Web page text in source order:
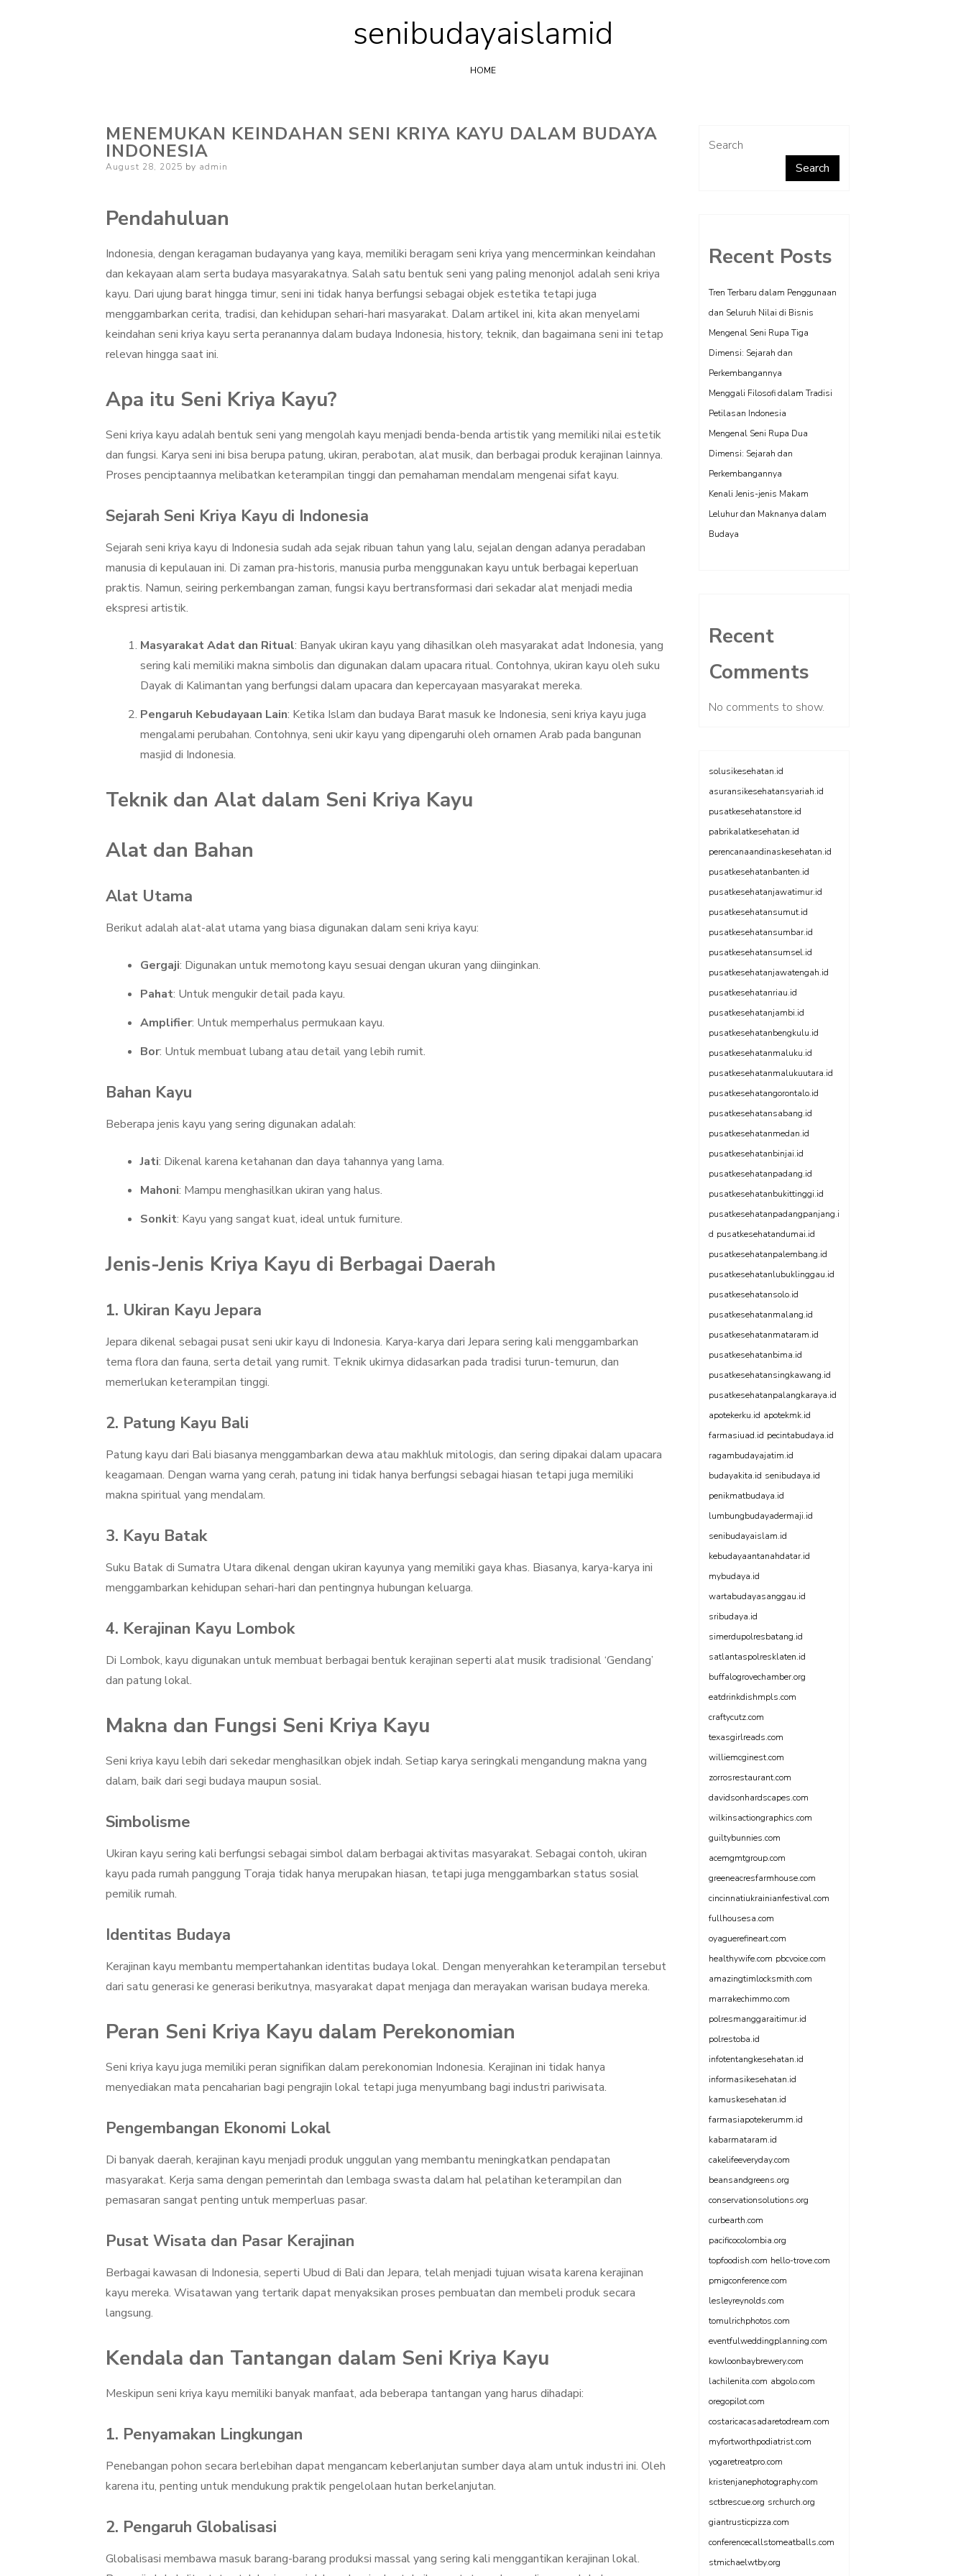
Skip
to
content
senibudayaislamid
HOME
MENEMUKAN KEINDAHAN SENI KRIYA KAYU DALAM BUDAYA
INDONESIA
Posted
August 28, 2025 by admin
Pendahuluan
Indonesia, dengan keragaman budayanya yang kaya, memiliki beragam seni kriya yang mencerminkan keindahan
dan kekayaan alam serta budaya masyarakatnya. Salah satu bentuk seni yang paling menonjol adalah seni kriya
kayu. Dari ujung barat hingga timur, seni ini tidak hanya berfungsi sebagai objek estetika tetapi juga
menggambarkan cerita, tradisi, dan kehidupan sehari-hari masyarakat. Dalam artikel ini, kita akan menyelami
keindahan seni kriya kayu serta peranannya dalam budaya Indonesia, history, teknik, dan bagaimana seni ini tetap
relevan hingga saat ini.
Apa itu Seni Kriya Kayu?
Seni kriya kayu adalah bentuk seni yang mengolah kayu menjadi benda-benda artistik yang memiliki nilai estetik
dan fungsi. Karya seni ini bisa berupa patung, ukiran, perabotan, alat musik, dan berbagai produk kerajinan lainnya.
Proses penciptaannya melibatkan keterampilan tinggi dan pemahaman mendalam mengenai sifat kayu.
Sejarah Seni Kriya Kayu di Indonesia
Sejarah seni kriya kayu di Indonesia sudah ada sejak ribuan tahun yang lalu, sejalan dengan adanya peradaban
manusia di kepulauan ini. Di zaman pra-historis, manusia purba menggunakan kayu untuk berbagai keperluan
praktis. Namun, seiring perkembangan zaman, fungsi kayu bertransformasi dari sekadar alat menjadi media
ekspresi artistik.
Masyarakat Adat dan Ritual: Banyak ukiran kayu yang dihasilkan oleh masyarakat adat Indonesia, yang
sering kali memiliki makna simbolis dan digunakan dalam upacara ritual. Contohnya, ukiran kayu oleh suku
Dayak di Kalimantan yang berfungsi dalam upacara dan kepercayaan masyarakat mereka.
Pengaruh Kebudayaan Lain: Ketika Islam dan budaya Barat masuk ke Indonesia, seni kriya kayu juga
mengalami perubahan. Contohnya, seni ukir kayu yang dipengaruhi oleh ornamen Arab pada bangunan
masjid di Indonesia.
Teknik dan Alat dalam Seni Kriya Kayu
Alat dan Bahan
Alat Utama
Berikut adalah alat-alat utama yang biasa digunakan dalam seni kriya kayu:
Gergaji: Digunakan untuk memotong kayu sesuai dengan ukuran yang diinginkan.
Pahat: Untuk mengukir detail pada kayu.
Amplifier: Untuk memperhalus permukaan kayu.
Bor: Untuk membuat lubang atau detail yang lebih rumit.
Bahan Kayu
Beberapa jenis kayu yang sering digunakan adalah:
Jati: Dikenal karena ketahanan dan daya tahannya yang lama.
Mahoni: Mampu menghasilkan ukiran yang halus.
Sonkit: Kayu yang sangat kuat, ideal untuk furniture.
Jenis-Jenis Kriya Kayu di Berbagai Daerah
1. Ukiran Kayu Jepara
Jepara dikenal sebagai pusat seni ukir kayu di Indonesia. Karya-karya dari Jepara sering kali menggambarkan
tema flora dan fauna, serta detail yang rumit. Teknik ukirnya didasarkan pada tradisi turun-temurun, dan
memerlukan keterampilan tinggi.
2. Patung Kayu Bali
Patung kayu dari Bali biasanya menggambarkan dewa atau makhluk mitologis, dan sering dipakai dalam upacara
keagamaan. Dengan warna yang cerah, patung ini tidak hanya berfungsi sebagai hiasan tetapi juga memiliki
makna spiritual yang mendalam.
3. Kayu Batak
Suku Batak di Sumatra Utara dikenal dengan ukiran kayunya yang memiliki gaya khas. Biasanya, karya-karya ini
menggambarkan kehidupan sehari-hari dan pentingnya hubungan keluarga.
4. Kerajinan Kayu Lombok
Di Lombok, kayu digunakan untuk membuat berbagai bentuk kerajinan seperti alat musik tradisional ‘Gendang’
dan patung lokal.
Makna dan Fungsi Seni Kriya Kayu
Seni kriya kayu lebih dari sekedar menghasilkan objek indah. Setiap karya seringkali mengandung makna yang
dalam, baik dari segi budaya maupun sosial.
Simbolisme
Ukiran kayu sering kali berfungsi sebagai simbol dalam berbagai aktivitas masyarakat. Sebagai contoh, ukiran
kayu pada rumah panggung Toraja tidak hanya merupakan hiasan, tetapi juga menggambarkan status sosial
pemilik rumah.
Identitas Budaya
Kerajinan kayu membantu mempertahankan identitas budaya lokal. Dengan menyerahkan keterampilan tersebut
dari satu generasi ke generasi berikutnya, masyarakat dapat menjaga dan merayakan warisan budaya mereka.
Peran Seni Kriya Kayu dalam Perekonomian
Seni kriya kayu juga memiliki peran signifikan dalam perekonomian Indonesia. Kerajinan ini tidak hanya
menyediakan mata pencaharian bagi pengrajin lokal tetapi juga menyumbang bagi industri pariwisata.
Pengembangan Ekonomi Lokal
Di banyak daerah, kerajinan kayu menjadi produk unggulan yang membantu meningkatkan pendapatan
masyarakat. Kerja sama dengan pemerintah dan lembaga swasta dalam hal pelatihan keterampilan dan
pemasaran sangat penting untuk memperluas pasar.
Pusat Wisata dan Pasar Kerajinan
Berbagai kawasan di Indonesia, seperti Ubud di Bali dan Jepara, telah menjadi tujuan wisata karena kerajinan
kayu mereka. Wisatawan yang tertarik dapat menyaksikan proses pembuatan dan membeli produk secara
langsung.
Kendala dan Tantangan dalam Seni Kriya Kayu
Meskipun seni kriya kayu memiliki banyak manfaat, ada beberapa tantangan yang harus dihadapi:
1. Penyamakan Lingkungan
Penebangan pohon secara berlebihan dapat mengancam keberlanjutan sumber daya alam untuk industri ini. Oleh
karena itu, penting untuk mendukung praktik pengelolaan hutan berkelanjutan.
2. Pengaruh Globalisasi
Globalisasi membawa masuk barang-barang produksi massal yang sering kali menggantikan kerajinan lokal.
Search
Search
Recent Posts
Tren Terbaru dalam Penggunaan
dan Seluruh Nilai di Bisnis
Mengenal Seni Rupa Tiga
Dimensi: Sejarah dan
Perkembangannya
Menggali Filosofi dalam Tradisi
Petilasan Indonesia
Mengenal Seni Rupa Dua
Dimensi: Sejarah dan
Perkembangannya
Kenali Jenis-jenis Makam
Leluhur dan Maknanya dalam
Budaya
Recent
Comments
No comments to show.
solusikesehatan.id
asuransikesehatansyariah.id
pusatkesehatanstore.id
pabrikalatkesehatan.id
perencanaandinaskesehatan.id
pusatkesehatanbanten.id
pusatkesehatanjawatimur.id
pusatkesehatansumut.id
pusatkesehatansumbar.id
pusatkesehatansumsel.id
pusatkesehatanjawatengah.id
pusatkesehatanriau.id
pusatkesehatanjambi.id
pusatkesehatanbengkulu.id
pusatkesehatanmaluku.id
pusatkesehatanmalukuutara.id
pusatkesehatangorontalo.id
pusatkesehatansabang.id
pusatkesehatanmedan.id
pusatkesehatanbinjai.id
pusatkesehatanpadang.id
pusatkesehatanbukittinggi.id
pusatkesehatanpadangpanjang.i
d pusatkesehatandumai.id
pusatkesehatanpalembang.id
pusatkesehatanlubuklinggau.id
pusatkesehatansolo.id
pusatkesehatanmalang.id
pusatkesehatanmataram.id
pusatkesehatanbima.id
pusatkesehatansingkawang.id
pusatkesehatanpalangkaraya.id
apotekerku.id apotekmk.id
farmasiuad.id pecintabudaya.id
ragambudayajatim.id
budayakita.id senibudaya.id
penikmatbudaya.id
lumbungbudayadermaji.id
senibudayaislam.id
kebudayaantanahdatar.id
mybudaya.id
wartabudayasanggau.id
sribudaya.id
simerdupolresbatang.id
satlantaspolresklaten.id
buffalogrovechamber.org
eatdrinkdishmpls.com
craftycutz.com
texasgirlreads.com
williemcginest.com
zorrosrestaurant.com
davidsonhardscapes.com
wilkinsactiongraphics.com
guiltybunnies.com
acemgmtgroup.com
greeneacresfarmhouse.com
cincinnatiukrainianfestival.com
fullhousesa.com
oyaguerefineart.com
healthywife.com pbcvoice.com
amazingtimlocksmith.com
marrakechimmo.com
polresmanggaraitimur.id
polrestoba.id
infotentangkesehatan.id
informasikesehatan.id
kamuskesehatan.id
farmasiapotekerumm.id
kabarmataram.id
cakelifeeveryday.com
beansandgreens.org
conservationsolutions.org
curbearth.com
pacificocolombia.org
topfoodish.com hello-trove.com
pmigconference.com
lesleyreynolds.com
tomulrichphotos.com
eventfulweddingplanning.com
kowloonbaybrewery.com
lachilenita.com abgolo.com
oregopilot.com
costaricacasadaretodream.com
myfortworthpodiatrist.com
yogaretreatpro.com
kristenjanephotography.com
sctbrescue.org srchurch.org
giantrusticpizza.com
conferencecallstomeatballs.com
stmichaelwtby.org